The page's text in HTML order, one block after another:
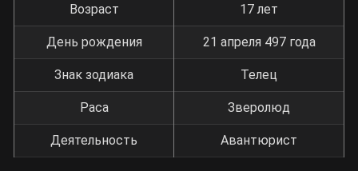
Возраст 17 лет
День рождения 21 апреля 497 года
Знак зодиака Телец
Раса Зверолюд
Деятельность Авантюрист